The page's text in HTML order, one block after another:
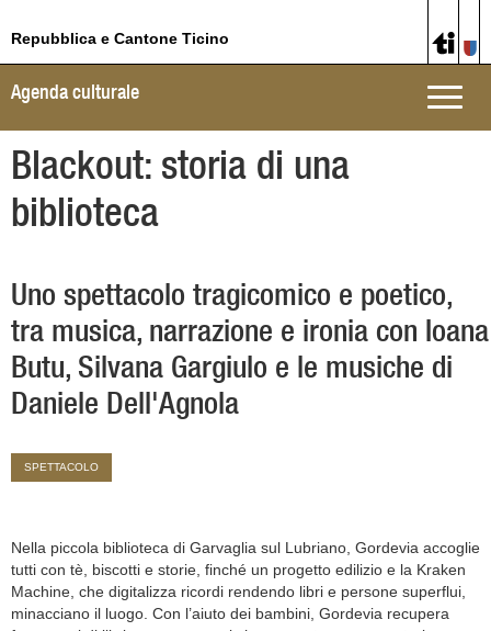
Repubblica e Cantone Ticino
Toggle
Agenda culturale
Blackout: storia di una
biblioteca
Uno spettacolo tragicomico e poetico,
tra musica, narrazione e ironia con Ioana
Butu, Silvana Gargiulo e le musiche di
Daniele Dell'Agnola
SPETTACOLO
Nella piccola biblioteca di Garvaglia sul Lubriano, Gordevia accoglie
tutti con tè, biscotti e storie, finché un progetto edilizio e la Kraken
Machine, che digitalizza ricordi rendendo libri e persone superflui,
minacciano il luogo. Con l’aiuto dei bambini, Gordevia recupera